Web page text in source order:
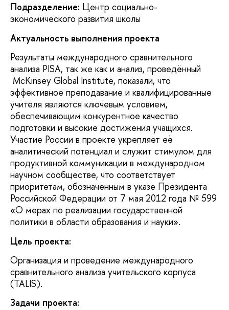
Подразделение: Центр социально-
экономического развития школы
Актуальность выполнения проекта
Результаты международного сравнительного
анализа PISA, так же как и анализ, проведённый
McKinsey Global Institute, показали, что
эффективное преподавание и квалифицированные
учителя являются ключевым условием,
обеспечивающим конкурентное качество
подготовки и высокие достижения учащихся.
Участие России в проекте укрепляет её
аналитический потенциал и служит стимулом для
продуктивной коммуникации в международном
научном сообществе, что соответствует
приоритетам, обозначенным в указе Президента
Российской Федерации от 7 мая 2012 года № 599
«О мерах по реализации государственной
политики в области образования и науки».
Цель проекта:
Организация и проведение международного
сравнительного анализа учительского корпуса
(TALIS).
Задачи проекта: